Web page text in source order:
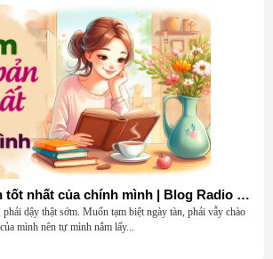
Đi tìm phiên bản tốt nhất của chính mình | Blog Radio 903
dậy thật sớm. Muốn tạm biệt ngày tàn, phải vẫy chào
mình nên tự mình nắm lấy...